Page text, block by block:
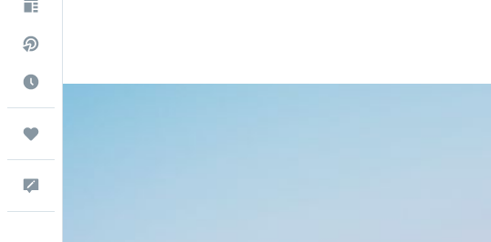
Cuándo ir